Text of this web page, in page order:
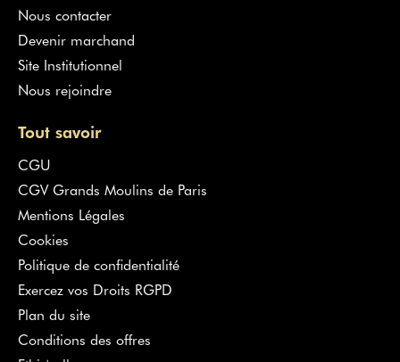
Nous contacter
Devenir marchand
Site Institutionnel
Nous rejoindre
Tout savoir
CGU
CGV Grands Moulins de Paris
Mentions Légales
Cookies
Politique de confidentialité
Exercez vos Droits RGPD
Plan du site
Conditions des offres